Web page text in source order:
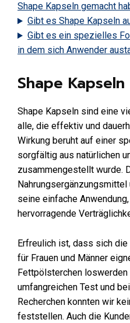
Shape Kapseln gemacht
Gibt es Shape Kapseln
Gibt es ein spezielles
in dem sich Anwender
Shape
Shape Kapseln sind eine
alle, die effektiv und
Wirkung beruht auf einer
sorgfältig aus natürlichen
zusammengestellt wurde.
seine einfache
hervorragende
Erfreulich ist, dass sich
für Frauen und Männer
Fettpölsterchen
umfangreichen Test und
Recherchen konnten wir
feststellen. Auch die